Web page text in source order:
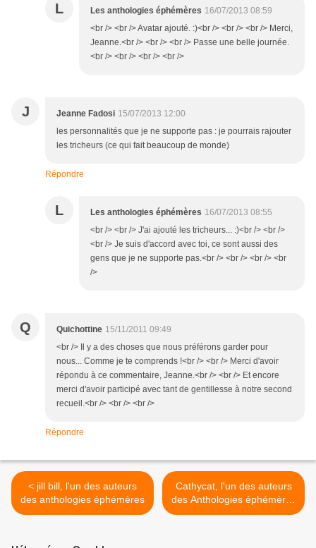
L Les anthologies éphémères 16/07/2013 08:59
<br /> <br /> Avatar ajouté. :)<br /> <br /> <br /> Merci,
Jeanne.<br /> <br /> <br /> Passe une belle journée.
<br /> <br /> <br /> <br />
J Jeanne Fadosi 15/07/2013 12:00
les personnalités que je ne supporte pas : je pourrais rajouter
les tricheurs (ce qui fait beaucoup de monde)
Répondre
L Les anthologies éphémères 16/07/2013 08:55
<br /> <br /> J'ai ajouté les tricheurs... :)<br /> <br />
<br /> Je suis d'accord avec toi, ce sont aussi des
gens que je ne supporte pas.<br /> <br /> <br /> <br
/>
Q Quichottine 15/11/2011 09:49
<br /> Il y a des choses que nous préférons garder pour
nous... Comme je te comprends !<br /> <br /> Merci d'avoir
répondu à ce commentaire, Jeanne.<br /> <br /> Et encore
merci d'avoir participé avec tant de gentillesse à notre second
recueil.<br /> <br /> <br />
Répondre
< jill bill, l'un des auteurs
des anthologies éphémères
Cathycat, l'un des auteurs
des Anthologies éphémères
>